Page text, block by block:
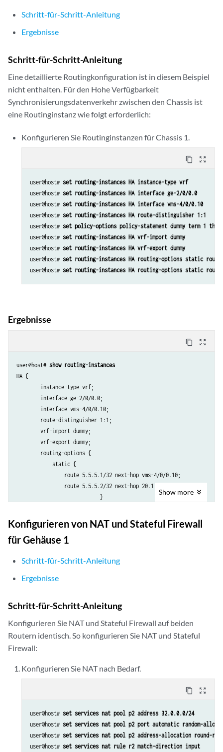
            ip-address-owner service-plane;
                address 5.5.5.1/32;
        }
            family inet;
            family inet6;
            service-domain inside;
        }
            family inet;
            family inet6;
            }
Schritt-für-Schritt-Anleitung
Ergebnisse
Schritt-für-Schritt-Anleitung
Eine detaillierte Routingkonfiguration ist in diesem Beispiel
nicht enthalten. Für den Hohe Verfügbarkeit
Synchronisierungsdatenverkehr zwischen den Chassis ist
eine Routinginstanz wie folgt erforderlich:
Konfigurieren Sie Routinginstanzen für Chassis 1.
content_copy zoom_out_map
user@host# set routing-instances HA instance-type vrf
user@host# set routing-instances HA interface ge-2/0/0.0
user@host# set routing-instances HA interface vms-4/0/0.10
user@host# set routing-instances HA route-distinguisher 1:1
user@host# set policy-options policy-statement dummy term 1
user@host# set routing-instances HA vrf-import dummy
user@host# set routing-instances HA vrf-export dummy
user@host# set routing-instances HA routing-options static route
user@host# set routing-instances HA routing-options static
Ergebnisse
content_copy zoom_out_map
user@host# show routing-instances
HA {
        instance-type vrf;
        interface ge-2/0/0.0;
        interface vms-4/0/0.10;
        route-distinguisher 1:1;
        vrf-import dummy;
        vrf-export dummy;
        routing-options {
            static {
                route 5.5.5.1/32 next-hop vms-4/0/0.10;
                route 5.5.5.2/32 next-hop 20.1.1.2;
                            }
Show more
Konfigurieren von NAT und Stateful Firewall
für Gehäuse 1
Schritt-für-Schritt-Anleitung
Ergebnisse
Schritt-für-Schritt-Anleitung
Konfigurieren Sie NAT und Stateful Firewall auf beiden
Routern identisch. So konfigurieren Sie NAT und Stateful
Firewall:
Konfigurieren Sie NAT nach Bedarf.
content_copy zoom_out_map
user@host# set services nat pool p2 address 32.0.0.0/24
user@host# set services nat pool p2 port automatic random-
user@host# set services nat pool p2 address-allocation round-
user@host# set services nat rule r2 match-direction input